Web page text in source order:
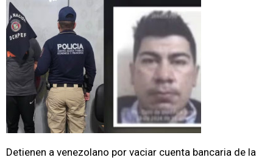
Detienen a venezolano por vaciar cuenta bancaria de la